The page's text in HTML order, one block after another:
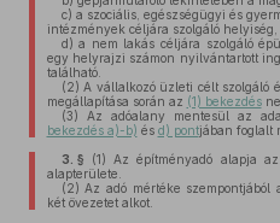
c) a szociális, egészségügyi és
intézmények céljára szolgáló helyiség,
d) a nem lakás céljára szolgáló
egy helyrajzi számon nyilvántartott
található.
(2) A vállalkozó üzleti célt szolgáló
megállapítása során az (1) bekezdés
(3) Az adóalany mentesül az
bekezdés a)-b) és d) pontjában foglalt
3. § (1) Az építményadó alapja
alapterülete.
(2) Az adó mértéke szempontjából
két övezetet alkot.